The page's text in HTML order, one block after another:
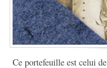
Ce portefeuille est celui